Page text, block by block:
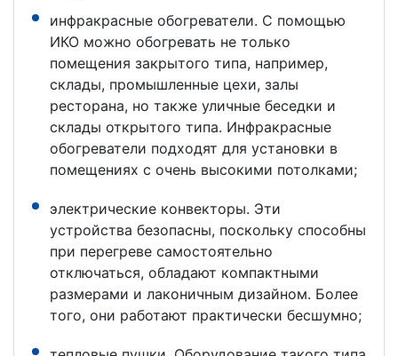
инфракрасные обогреватели. С помощью
ИКО можно обогревать не только
помещения закрытого типа, например,
склады, промышленные цехи, залы
ресторана, но также уличные беседки и
склады открытого типа. Инфракрасные
обогреватели подходят для установки в
помещениях с очень высокими потолками;
электрические конвекторы. Эти
устройства безопасны, поскольку способны
при перегреве самостоятельно
отключаться, обладают компактными
размерами и лаконичным дизайном. Более
того, они работают практически бесшумно;